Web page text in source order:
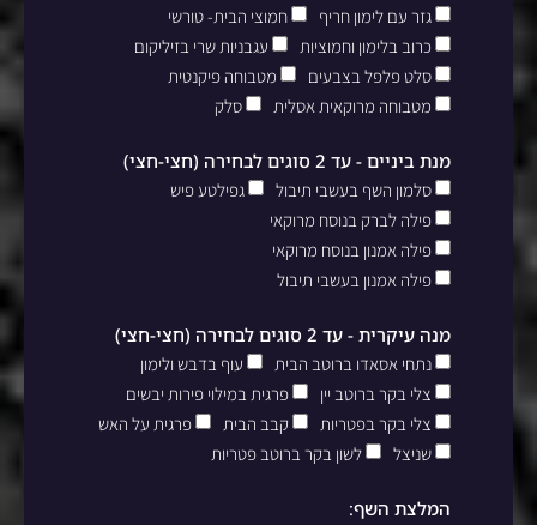
גזר עם לימון חריף
חמוצי הבית- טורשי
כרוב בלימון וחמוציות
עגבניות שרי בזיליקום
סלט פלפל בצבעים
מטבוחה פיקנטית
מטבוחה מרוקאית אסלית
סלק
מנת ביניים - עד 2 סוגים לבחירה (חצי-חצי)
סלמון השף בעשבי תיבול
גפילטע פיש
פילה לברק בנוסח מרוקאי
פילה אמנון בנוסח מרוקאי
פילה אמנון בעשבי תיבול
מנה עיקרית - עד 2 סוגים לבחירה (חצי-חצי)
נתחי אסאדו ברוטב הבית
עוף בדבש ולימון
צלי בקר ברוטב יין
פרגית במילוי פירות יבשים
צלי בקר בפטריות
קבב הבית
פרגית על האש
שניצל
לשון בקר ברוטב פטריות
המלצת השף: